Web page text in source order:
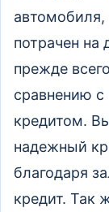
потрачен на
прежде
сравнению
кредитом.
надежный
благодаря
кредит. Так